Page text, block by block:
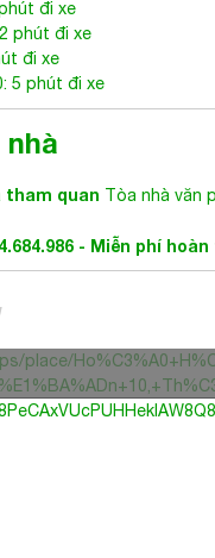
bank PGD Kỳ Hòa
đi xe
phút đi xe
đi xe
5 phút đi xe
tham quanTòa nhà văn
- Miễn phí